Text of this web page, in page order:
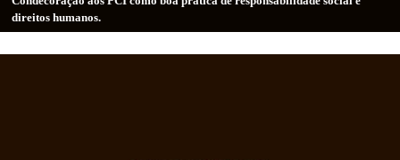
direitos humanos.